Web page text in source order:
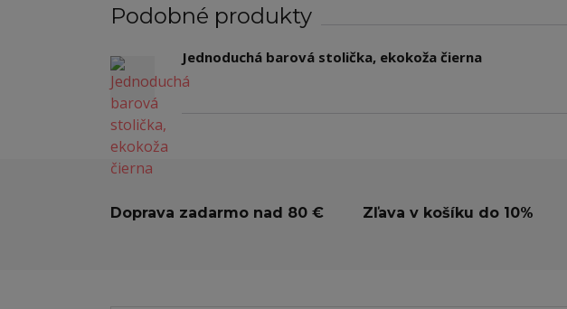
Podobné produkty
Jednoduchá barová stolička, ekokoža čierna
Doprava zadarmo nad 80 € Zľava v košíku do 10%